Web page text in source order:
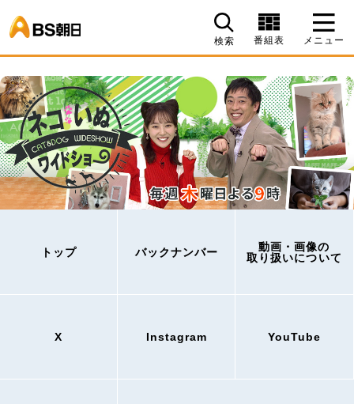
検索 番組表 メニュー
トップ バックナンバー
動画・画像の
取り扱いについて
X Instagram YouTube